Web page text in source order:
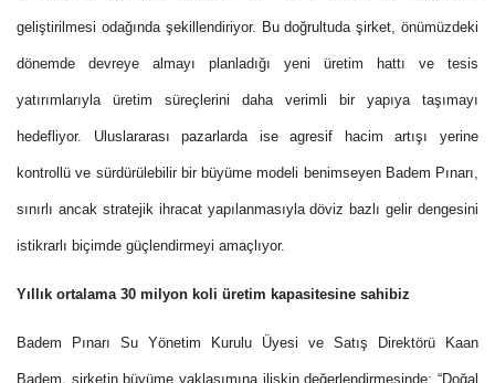
geliştirilmesi odağında şekillendiriyor. Bu doğrultuda şirket, önümüzdeki
dönemde devreye almayı planladığı yeni üretim hattı ve tesis
yatırımlarıyla üretim süreçlerini daha verimli bir yapıya taşımayı
hedefliyor. Uluslararası pazarlarda ise agresif hacim artışı yerine
kontrollü ve sürdürülebilir bir büyüme modeli benimseyen Badem Pınarı,
sınırlı ancak stratejik ihracat yapılanmasıyla döviz bazlı gelir dengesini
istikrarlı biçimde güçlendirmeyi amaçlıyor.
Yıllık ortalama 30 milyon koli üretim kapasitesine sahibiz
Badem Pınarı Su Yönetim Kurulu Üyesi ve Satış Direktörü Kaan
Badem, şirketin büyüme yaklaşımına ilişkin değerlendirmesinde: “Doğal